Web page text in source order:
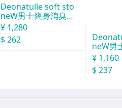
Deonatulle soft sto
neW男士爽身消臭止
汗石 中世紀 20g
¥ 1,280
$ 262
neW男
消臭石
¥ 1,160
$ 237